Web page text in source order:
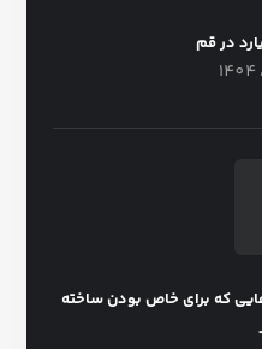
در قم
که برای خاص بودن ساخته